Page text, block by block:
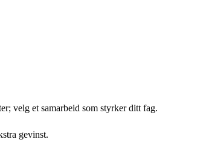
velg et samarbeid som styrker ditt fag.
gevinst.